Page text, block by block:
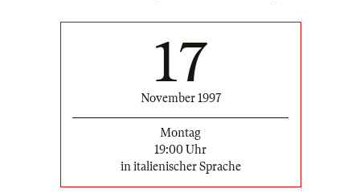
17
November 1997
Montag
19:00 Uhr
in italienischer Sprache